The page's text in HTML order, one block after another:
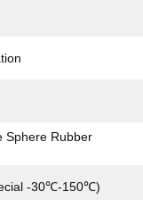
Sphere Rubber
-30℃-150℃)